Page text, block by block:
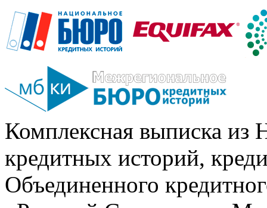
Комплексная выписка из
кредитных историй,
Объединенного